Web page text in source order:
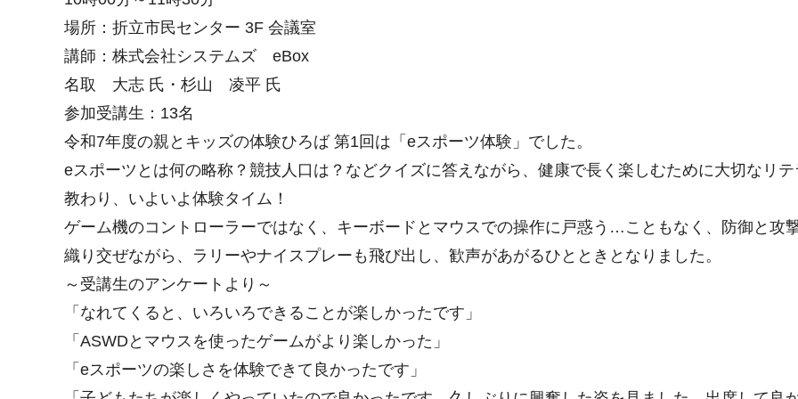
場所：折立市民センター 3F 会議室
講師：株式会社システムズ eBox
名取 大志 氏・杉山 凌平 氏
参加受講生：13名
令和7年度の親とキッズの体験ひろば 第1回は「eスポーツ体験」でした。
eスポーツとは何の略称？競技人口は？などクイズに答えながら、健康で長く楽しむために大切なリテ
教わり、いよいよ体験タイム！
ゲーム機のコントローラーではなく、キーボードとマウスでの操作に戸惑う…こともなく、防御と攻
織り交ぜながら、ラリーやナイスプレーも飛び出し、歓声があがるひとときとなりました。
～受講生のアンケートより～
「なれてくると、いろいろできることが楽しかったです」
「ASWDとマウスを使ったゲームがより楽しかった」
「eスポーツの楽しさを体験できて良かったです」